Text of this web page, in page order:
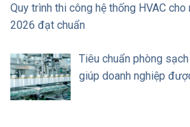
Quy trình thi công hệ thống HVAC
2026 đạt chuẩn
Tiêu chuẩn phòng
giúp doanh nghiệp